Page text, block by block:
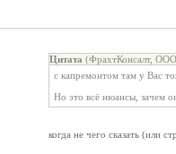
Цитата (ФрахтКонсалт,
с капремонтом там у Вас
Но это всё нюансы, зачем
когда не чего сказать (или